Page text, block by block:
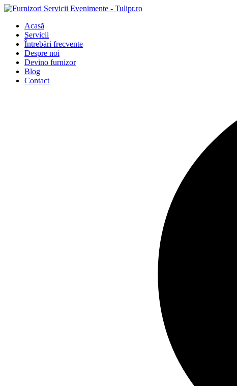
Acasă
Servicii
Întrebări frecvente
Despre noi
Devino furnizor
Blog
Contact